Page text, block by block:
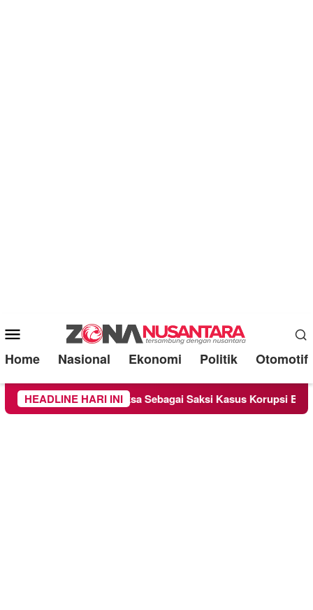
Mobile
Menu
Home Nasional Ekonomi Politik Otomotif
HEADLINE HARI INI
Chandra Diperiksa Sebagai Saksi Kasus Korupsi Bibit